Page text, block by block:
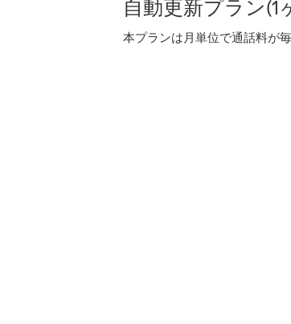
自動更新プラン(1
本プランは月単位で通話料が